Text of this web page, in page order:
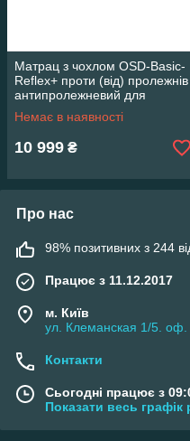
Матрац з чохлом OSD-Basic-
Reflex+ проти (від) пролежнів
антипролежневий для
лежачого хворого
Немає в наявності
10 999 ₴
Про нас
98% позитивних з 244
Працює з 11.12.2017
м. Київ
ул. Клеманская 1/5. оф.
Контакти
Сьогодні працює з
Показати весь графік